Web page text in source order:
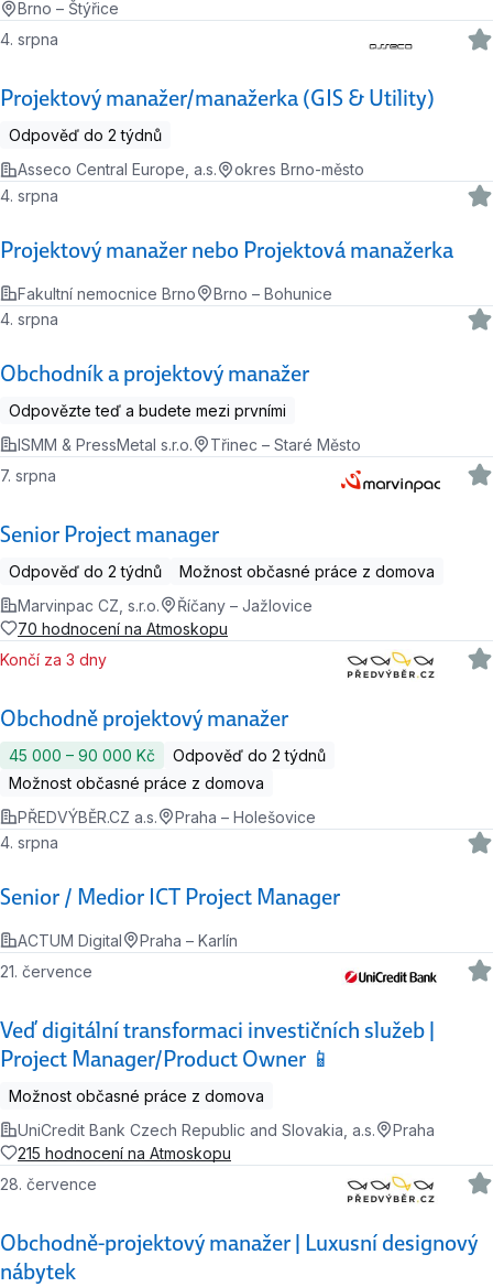
Brno – Štýřice
Projektový manažer/manažerka (GIS & Utility)
4. srpna
Odpověď do 2 týdnů
Asseco Central Europe, a.s.
okres Brno-město
Projektový manažer nebo Projektová manažerka
4. srpna
Fakultní nemocnice Brno Brno – Bohunice
Obchodník a projektový manažer
4. srpna
Odpovězte teď a budete mezi prvními
ISMM & PressMetal s.r.o.
Třinec – Staré Město
Senior Project manager
7. srpna
Odpověď do 2 týdnů
Možnost občasné práce z domova
Marvinpac CZ, s.r.o.
Říčany – Jažlovice
70 hodnocení na Atmoskopu
Obchodně projektový manažer
Končí za 3 dny
45 000 ‍–‍ 90 000 Kč
Odpověď do 2 týdnů
Možnost občasné práce z domova
PŘEDVÝBĚR.CZ a.s.
Praha – Holešovice
Senior / Medior ICT Project Manager
4. srpna
ACTUM Digital Praha – Karlín
Veď digitální transformaci investičních služeb |
Project Manager/Product Owner 📱
21. července
Možnost občasné práce z domova
UniCredit Bank Czech Republic and Slovakia, a.s.
Praha
215 hodnocení na Atmoskopu
Obchodně-projektový manažer | Luxusní designový
nábytek
28. července